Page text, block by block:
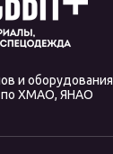
и оборудования
по ХМАО, ЯНАО